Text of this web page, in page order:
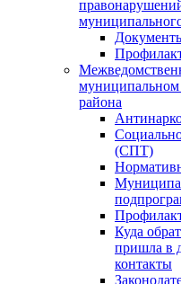
муниципальном
района
(СПТ)
Куда
пришла в
контакты